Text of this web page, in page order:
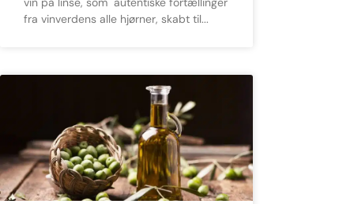
fra vinverdens alle hjørner, skabt til